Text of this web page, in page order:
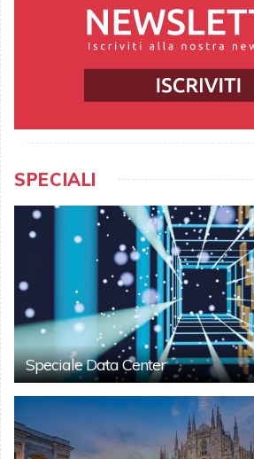
SPECIALI
Speciale Data Center